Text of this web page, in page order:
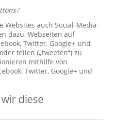
Websites auch Social-Media-
dazu, Webseiten auf
Twitter, Google+ und
teilen („tweeten“) zu
mithilfe von
Twitter, Google+ und
diese